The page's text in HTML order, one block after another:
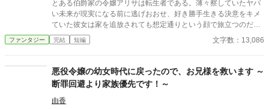
異世界で保育士兼りんご農家生活を始める。 ※「小説家になろ
う」にも投稿しています。
とある伯爵家の令嬢アリサは転生者である。薄々察していたヤバ
い未来が現実になる前に逃げおおせ、好き勝手生きる決意をキメ
ていた彼女は家を追放されても想定通りという顔で旅立つのだっ
た。
ファンタジー 完結 短編 文字数：13,086
悪役令嬢の幼女時代に戻ったので、お兄様を救います ～
断罪回避より家族優先です！～
由香